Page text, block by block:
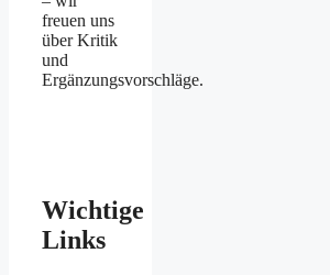
freuen uns
über Kritik
und
Ergänzungsvorschläge.
Wichtige
Links